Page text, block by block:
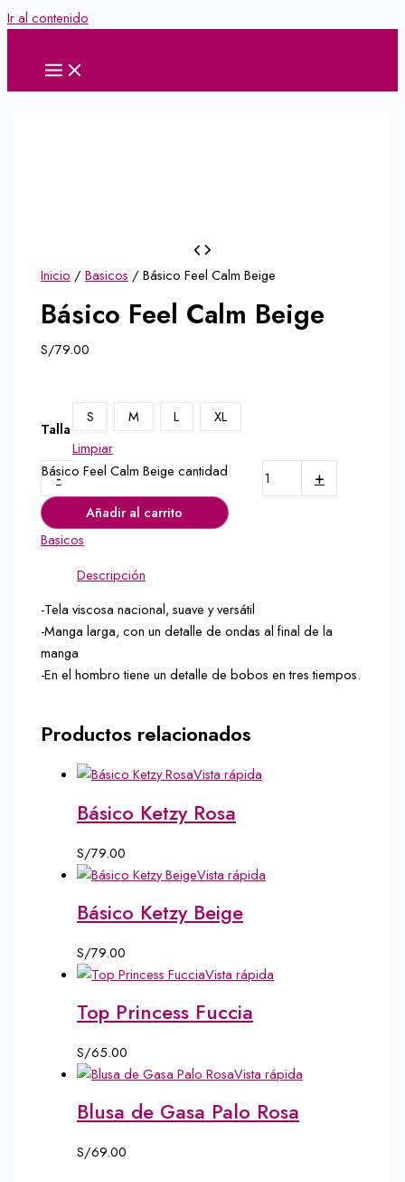
Ir al contenido
Inicio /Basicos / Básico Feel Calm Beige
Básico Feel Calm Beige
S/79.00
Talla
S M L
XL
Limpiar
-
Básico Feel Calm Beige cantidad +
Añadir al carrito
Basicos
Descripción
-Tela viscosa nacional, suave y versátil
-Manga larga, con un detalle de ondas al final de la
manga
-En el hombro tiene un detalle de bobos en tres tiempos.
Productos relacionados
Vista rápida
Básico Ketzy Rosa
S/79.00
Vista rápida
Básico Ketzy Beige
S/79.00
Vista rápida
Top Princess Fuccia
S/65.00
Vista rápida
Blusa de Gasa Palo Rosa
S/69.00